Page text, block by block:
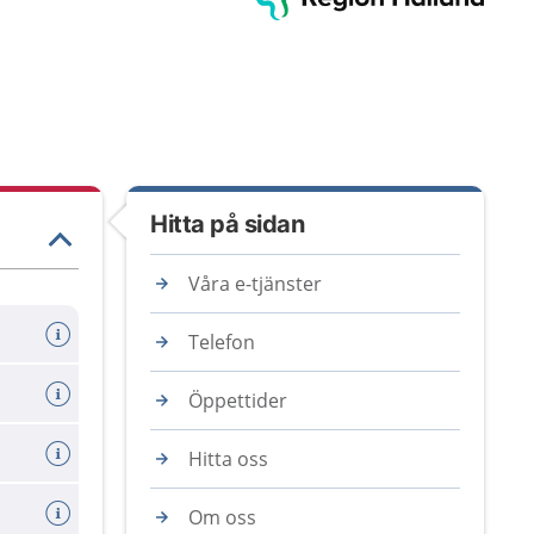
Hitta på sidan
Våra e-tjänster
Telefon
Öppettider
Hitta oss
Om oss